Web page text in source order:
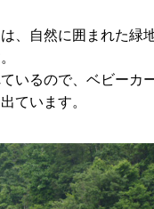
、自然に囲まれた緑
いるので、ベビーカ
ています。